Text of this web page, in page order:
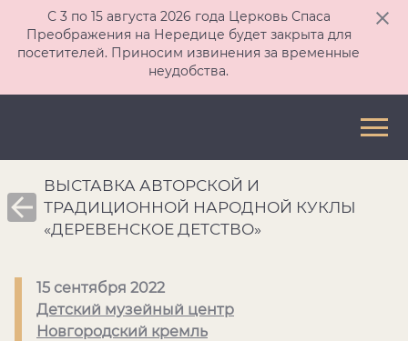
С 3 по 15 августа 2026 года Церковь Спаса
Преображения на Нередице будет закрыта для
посетителей. Приносим извинения за временные
неудобства.
ВЫСТАВКА АВТОРСКОЙ И
ТРАДИЦИОННОЙ НАРОДНОЙ КУКЛЫ
«ДЕРЕВЕНСКОЕ ДЕТСТВО»
15 сентября 2022
Детский музейный центр
Новгородский кремль